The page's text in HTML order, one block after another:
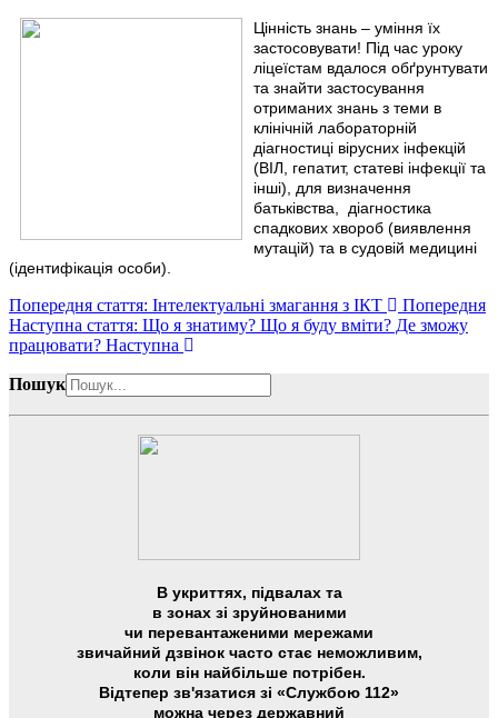
Цінність знань – уміння їх
застосовувати! Під час уроку
ліцеїстам вдалося обґрунтувати
та знайти застосування
отриманих знань з теми в
клінічній лабораторній
діагностиці вірусних інфекцій
(ВІЛ, гепатит, статеві інфекції та
інші), для визначення
батьківства, діагностика
спадкових хвороб (виявлення
мутацій) та в судовій медицині
(ідентифікація особи).
Попередня стаття: Інтелектуальні змагання з ІКТ
Попередня
Наступна стаття: Що я знатиму? Що я буду вміти? Де зможу
працювати? Наступна
Пошук
В укриттях, підвалах та
в зонах зі зруйнованими
чи перевантаженими мережами
звичайний дзвінок часто стає неможливим,
коли він найбільше потрібен.
Відтепер зв'язатися зі «Службою 112»
можна через державний